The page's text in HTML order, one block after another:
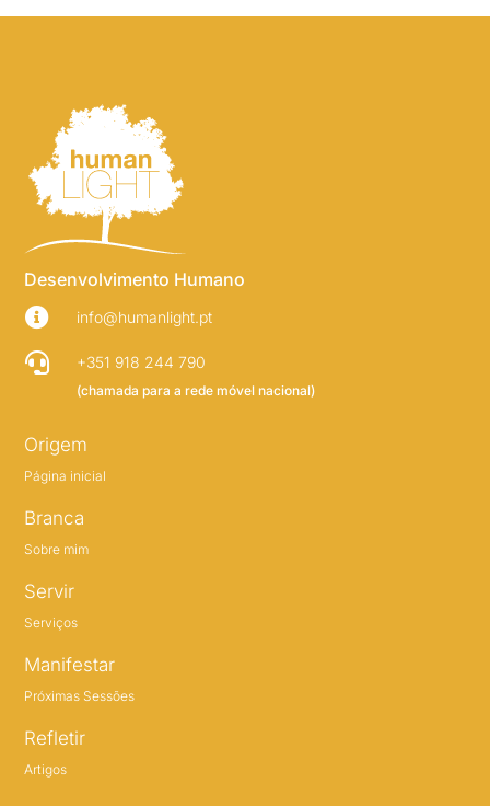
Desenvolvimento Humano
 info@humanlight.pt
 +351 918 244 790
(chamada para a rede móvel nacional)
Origem
Página inicial
Branca
Sobre mim
Servir
Serviços
Manifestar
Próximas Sessões
Refletir
Artigos